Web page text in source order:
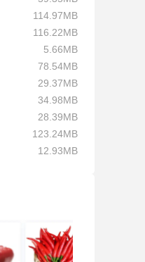
114.97MB
116.22MB
5.66MB
78.54MB
29.37MB
34.98MB
28.39MB
123.24MB
12.93MB